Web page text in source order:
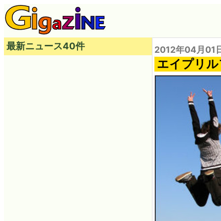
2012年04月01
エイプリ
最新ニュース40件